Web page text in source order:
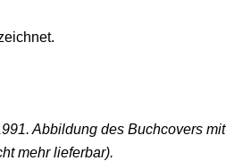
Abbildung des Buchcovers mit
mehr lieferbar).